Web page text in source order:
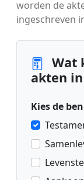
worden de
ingeschreven
Wat
akten
Kies de